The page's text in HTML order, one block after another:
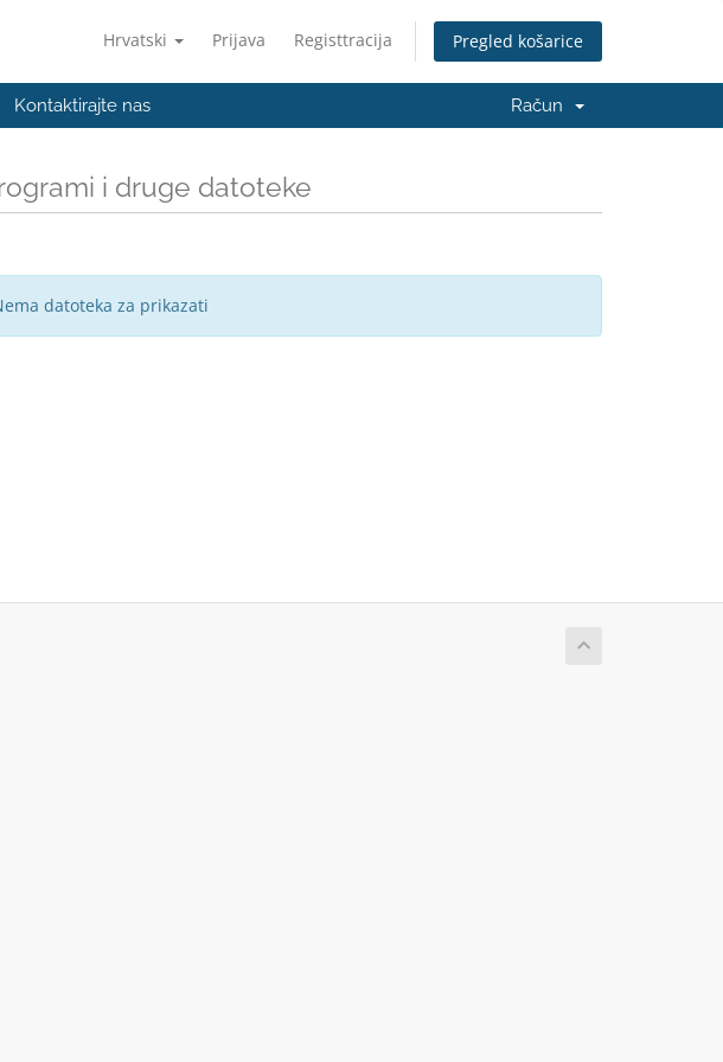
Hrvatski Prijava Registtracija Pregled košarice
Kontaktirajte nas Račun
i druge datoteke
datoteka za prikazati